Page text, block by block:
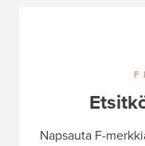
F
Napsauta F-